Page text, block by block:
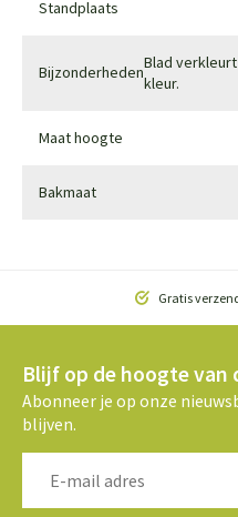
Standplaats
Bijzonderheden
Blad
kleur.
Maat hoogte
Bakmaat
Gratis
Blijf op de hoogte
Abonneer je op onze
blijven.